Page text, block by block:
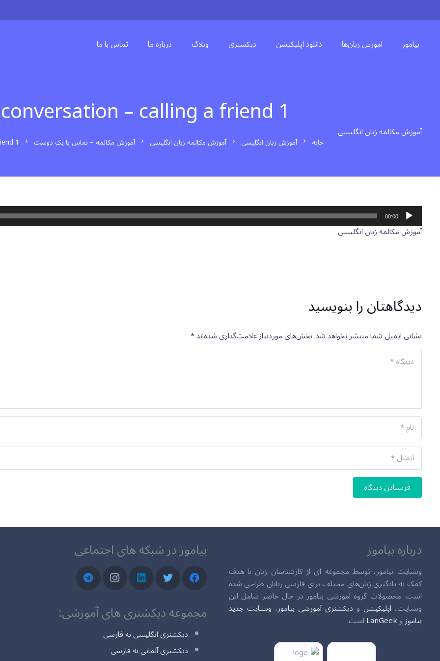
بیاموز آموزش زبان‌ها دانلود اپلیکیشن دیکشنری وبلاگ درباره ما تماس با ما
– calling a friend 1 آموزش مکالمه زبان انگلیسی
خانه chevron_right آموزش زبان انگلیسی chevron_right آموزش مکالمه زبان انگلیسی chevron_right آموزش مکالمه – تماس با یک دوست chevron_right
1
پخش‌کننده
صوت 00:00
آموزش مکالمه زبان انگلیسی
دیدگاهتان را بنویسید
نشانی ایمیل شما منتشر نخواهد شد.بخش‌های موردنیاز علامت‌گذاری شده‌اند*
فرستادن دیدگاه
درباره بیاموز
وبسایت بیاموز، توسط مجموعه ای از کارشناسان زبان با هدف
کمک به یادگیری زبان‌های مختلف برای فارسی زبانان طراحی شده
است. محصولات گروه آموزشی بیاموز در حال حاضر شامل این
وبسایت، اپلیکیشن و دیکشنری آموزشی بیاموز، وبسایت جدید
بیاموزوLanGeekاست.
بیاموز در شبکه های اجتماعی
مجموعه دیکشنری های آموزشی:
دیکشنری انگلیسی به فارسی
دیکشنری آلمانی به فارسی